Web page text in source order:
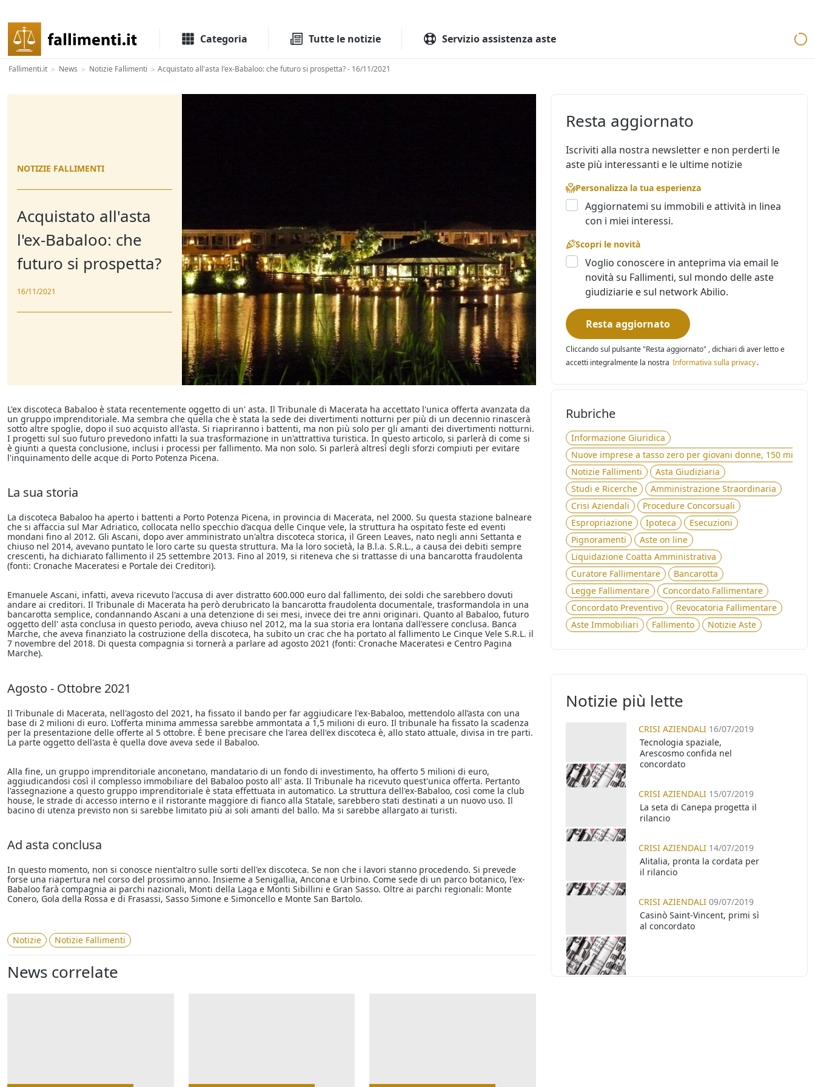
Categoria Tutte le notizie Servizio assistenza aste
Fallimenti.it > News > Notizie Fallimenti > Acquistato all'asta l'ex-Babaloo: che futuro si prospetta? - 16/11/2021
NOTIZIE FALLIMENTI
Acquistato all'asta
l'ex-Babaloo: che
futuro si prospetta?
16/11/2021
L'ex discoteca Babaloo è stata recentemente oggetto di un' asta. Il Tribunale di Macerata ha accettato l'unica offerta avanzata da
un gruppo imprenditoriale. Ma sembra che quella che è stata la sede dei divertimenti notturni per più di un decennio rinascerà
sotto altre spoglie, dopo il suo acquisto all'asta. Si riapriranno i battenti, ma non più solo per gli amanti dei divertimenti notturni.
I progetti sul suo futuro prevedono infatti la sua trasformazione in un'attrattiva turistica. In questo articolo, si parlerà di come si
è giunti a questa conclusione, inclusi i processi per fallimento. Ma non solo. Si parlerà altresì degli sforzi compiuti per evitare
l'inquinamento delle acque di Porto Potenza Picena.
La sua storia
La discoteca Babaloo ha aperto i battenti a Porto Potenza Picena, in provincia di Macerata, nel 2000. Su questa stazione balneare
che si affaccia sul Mar Adriatico, collocata nello specchio d’acqua delle Cinque vele, la struttura ha ospitato feste ed eventi
mondani fino al 2012. Gli Ascani, dopo aver amministrato un'altra discoteca storica, il Green Leaves, nato negli anni Settanta e
chiuso nel 2014, avevano puntato le loro carte su questa struttura. Ma la loro società, la B.l.a. S.R.L., a causa dei debiti sempre
crescenti, ha dichiarato fallimento il 25 settembre 2013. Fino al 2019, si riteneva che si trattasse di una bancarotta fraudolenta
(fonti: Cronache Maceratesi e Portale dei Creditori).
Emanuele Ascani, infatti, aveva ricevuto l'accusa di aver distratto 600.000 euro dal fallimento, dei soldi che sarebbero dovuti
andare ai creditori. Il Tribunale di Macerata ha però derubricato la bancarotta fraudolenta documentale, trasformandola in una
bancarotta semplice, condannando Ascani a una detenzione di sei mesi, invece dei tre anni originari. Quanto al Babaloo, futuro
oggetto dell' asta conclusa in questo periodo, aveva chiuso nel 2012, ma la sua storia era lontana dall'essere conclusa. Banca
Marche, che aveva finanziato la costruzione della discoteca, ha subito un crac che ha portato al fallimento Le Cinque Vele S.R.L. il
7 novembre del 2018. Di questa compagnia si tornerà a parlare ad agosto 2021 (fonti: Cronache Maceratesi e Centro Pagina
Marche).
Agosto - Ottobre 2021
Il Tribunale di Macerata, nell'agosto del 2021, ha fissato il bando per far aggiudicare l'ex-Babaloo, mettendolo all’asta con una
base di 2 milioni di euro. L'offerta minima ammessa sarebbe ammontata a 1,5 milioni di euro. Il tribunale ha fissato la scadenza
per la presentazione delle offerte al 5 ottobre. È bene precisare che l'area dell'ex discoteca è, allo stato attuale, divisa in tre parti.
La parte oggetto dell'asta è quella dove aveva sede il Babaloo.
Alla fine, un gruppo imprenditoriale anconetano, mandatario di un fondo di investimento, ha offerto 5 milioni di euro,
aggiudicandosi così il complesso immobiliare del Babaloo posto all' asta. Il Tribunale ha ricevuto quest'unica offerta. Pertanto
l'assegnazione a questo gruppo imprenditoriale è stata effettuata in automatico. La struttura dell'ex-Babaloo, così come la club
house, le strade di accesso interno e il ristorante maggiore di fianco alla Statale, sarebbero stati destinati a un nuovo uso. Il
bacino di utenza previsto non si sarebbe limitato più ai soli amanti del ballo. Ma si sarebbe allargato ai turisti.
Ad asta conclusa
In questo momento, non si conosce nient'altro sulle sorti dell'ex discoteca. Se non che i lavori stanno procedendo. Si prevede
forse una riapertura nel corso del prossimo anno. Insieme a Senigallia, Ancona e Urbino. Come sede di un parco botanico, l'ex-
Babaloo farà compagnia ai parchi nazionali, Monti della Laga e Monti Sibillini e Gran Sasso. Oltre ai parchi regionali: Monte
Conero, Gola della Rossa e di Frasassi, Sasso Simone e Simoncello e Monte San Bartolo.
Notizie Notizie Fallimenti
News correlate
Resta aggiornato
Iscriviti alla nostra newsletter e non perderti le
aste più interessanti e le ultime notizie
Personalizza la tua esperienza
Aggiornatemi su immobili e attività in linea
con i miei interessi.
Scopri le novità
Voglio conoscere in anteprima via email le
novità su Fallimenti, sul mondo delle aste
giudiziarie e sul network Abilio.
Resta aggiornato
Cliccando sul pulsante "Resta aggiornato" , dichiari di aver letto e
accetti integralmente la nostra Informativa sulla privacy.
Rubriche
Informazione Giuridica
Nuove imprese a tasso zero per giovani donne, 150
Notizie Fallimenti
Asta Giudiziaria
Studi e Ricerche
Amministrazione Straordinaria
Crisi Aziendali
Procedure Concorsuali
Espropriazione
Ipoteca
Esecuzioni
Pignoramenti
Aste on line
Liquidazione Coatta Amministrativa
Curatore Fallimentare
Bancarotta
Legge Fallimentare
Concordato Fallimentare
Concordato Preventivo
Revocatoria Fallimentare
Aste Immobiliari
Fallimento Notizie Aste
Notizie più lette
CRISI AZIENDALI 16/07/2019
Tecnologia spaziale,
Arescosmo confida nel
concordato
CRISI AZIENDALI 15/07/2019
La seta di Canepa progetta il
rilancio
CRISI AZIENDALI 14/07/2019
Alitalia, pronta la cordata per
il rilancio
CRISI AZIENDALI 09/07/2019
Casinò Saint-Vincent, primi sì
al concordato